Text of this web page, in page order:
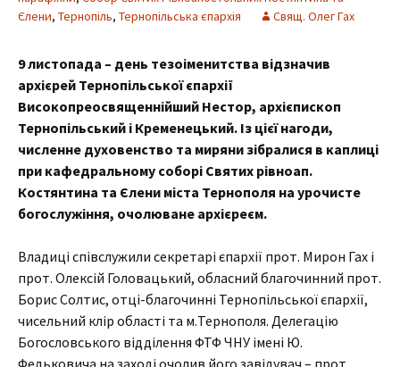
Єлени, Тернопіль, Тернопільська єпархія Свящ. Олег Гах
9 листопада – день тезоіменитства відзначив
архієрей Тернопільської єпархії
Високопреосвященнійший Нестор, архієпископ
Тернопільський і Кременецький. Із цієї нагоди,
численне духовенство та миряни зібралися в каплиці
при кафедральному соборі Святих рівноап.
Костянтина та Єлени міста Тернополя на урочисте
богослужіння, очолюване архієреєм.
Владиці співслужили секретарі єпархії прот. Мирон Гах і
прот. Олексій Головацький, обласний благочинний прот.
Борис Солтис, отці-благочинні Тернопільської єпархії,
чисельний клір області та м.Тернополя. Делегацію
Богословського відділення ФТФ ЧНУ імені Ю.
Федьковича на заході очолив його завідувач – прот.